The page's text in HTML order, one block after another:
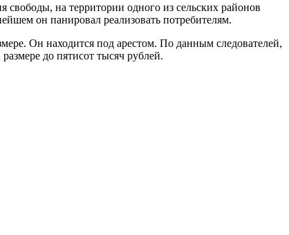
на территории одного из сельских районов
он панировал реализовать потребителям.
Он находится под арестом. По данным следователей,
до пятисот тысяч рублей.